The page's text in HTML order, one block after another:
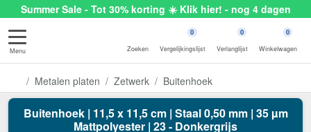
Summer Sale - Tot 30% korting ☀️ Klik hier! - nog 4 dagen
Menu Zoeken
0
Vergelijkingslijst
0
Verlanglijst
0
Winkelwagen
Metalen platen Zetwerk Buitenhoek
Buitenhoek | 11,5 x 11,5 cm | Staal 0,50 mm | 35 µm
Mattpolyester | 23 - Donkergrijs